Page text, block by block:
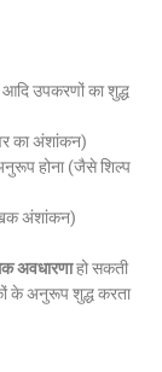
उपकरणों का शुद्ध
का अंशांकन)
होना (जैसे शिल्प
अंशांकन)
अवधारणाहो सकती
के अनुरूप शुद्ध करता